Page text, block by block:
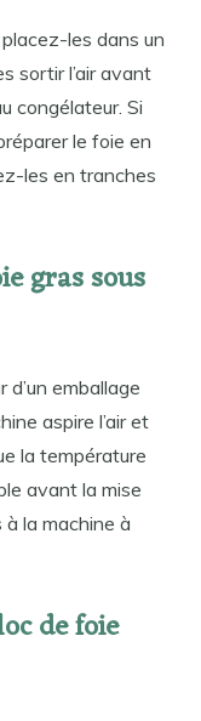
les dans un
sortir l’air avant
congélateur. Si
le foie en
les en tranches
gras sous
d’un emballage
aspire l’air et
la température
avant la mise
la machine à
de foie